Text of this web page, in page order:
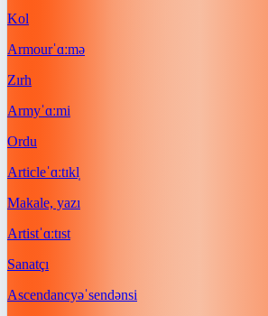
Kol
Armourˈɑːmə
Zırh
Armyˈɑːmi
Ordu
Articleˈɑːtɪkl̩
Makale, yazı
Artistˈɑːtɪst
Sanatçı
Ascendancyəˈsendənsi